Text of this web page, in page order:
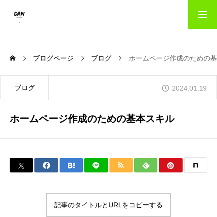
出版事業のご案内｜danパブリッシング
写真撮影サービス｜danフォト
会社概要
お問い合わせ
ブログページ ブログ ホームページ作成のための
ブログ 2024.01.19
ホームページ作成のための基本スキル
記事のタイトルとURLをコピーする